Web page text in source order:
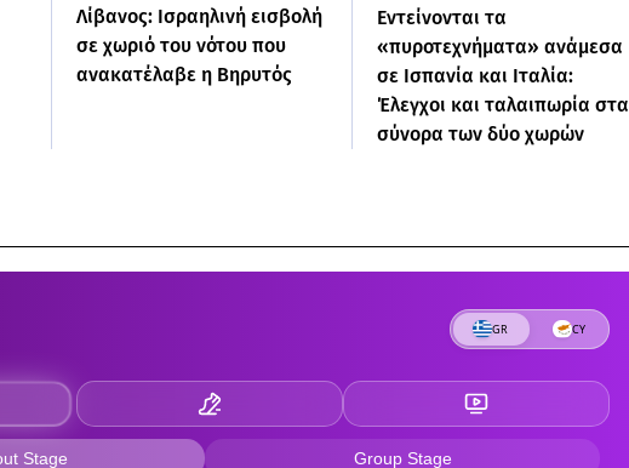
Λίβανος: Ισραηλινή εισβολή
σε χωριό του νότου που
ανακατέλαβε η Βηρυτός
Εντείνονται τα
«πυροτεχνήματα» ανάμεσα
σε Ισπανία και Ιταλία:
Έλεγχοι και ταλαιπωρία στα
σύνορα των δύο χωρών